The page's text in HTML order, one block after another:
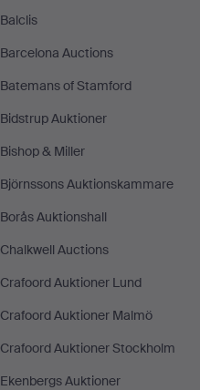
Balclis
Barcelona Auctions
Batemans of Stamford
Bidstrup Auktioner
Bishop & Miller
Björnssons Auktionskammare
Borås Auktionshall
Chalkwell Auctions
Crafoord Auktioner Lund
Crafoord Auktioner Malmö
Crafoord Auktioner Stockholm
Ekenbergs Auktioner